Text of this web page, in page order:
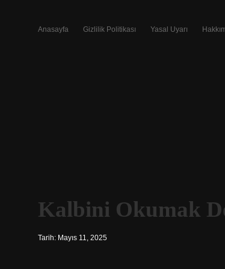
Anasayfa Gizlilik Politikası Yasal Uyarı
Kalbini Okumak
Tarih: Mayıs 11, 2025